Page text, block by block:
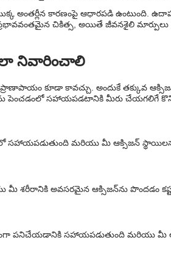
అంతర్లీన కారణంపై ఆధారపడి ఉంటుంది.
చికిత్స, అయితే జీవనశైలి మార్పులు
నివారించాలి
కూడా కావచ్చు. అందుకే తక్కువ
పెంచడంలో సహాయపడటానికి మీరు చేయగలిగే
సహాయపడుతుంది మరియు మీ ఆక్సిజన్
శరీరానికి అవసరమైన ఆక్సిజన్‌ను పొందడం
పనిచేయడానికి సహాయపడుతుంది మరియు మీ